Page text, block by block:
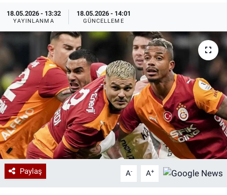
18.05.2026 - 13:32
YAYINLANMA
18.05.2026 - 14:01
GÜNCELLEME
Paylaş A- A+
Yazarlar
Medya
Özel Haberler
Kadın
Erişim Bilgileri
Sağlık
Teknoloji